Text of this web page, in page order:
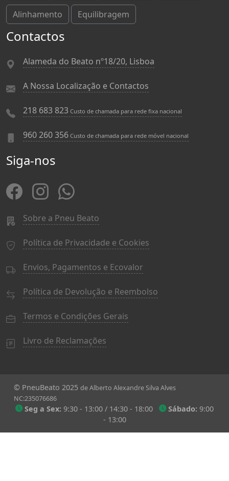
Alinhamento Equilibragem
Contactos
Alameda do Beato nº18/20, Lisboa
A Nossa Localização e Contactos
218 683 823 Custo de chamada para rede fixa nacional
960 260 356 Custo de chamada para rede móvel nacional
Siga-nos
Sobre a Pneu Beato
Política de Privacidade e Cookies
Envios, Pagamentos e Ecovalor
Política de Devolução e Reembolso
Termos e Condições Gerais
Livro de Reclamações
© PneuBeato 2025 de Alberto Alexandre Silva Alves
NC:235076686
Seg a Sex: 9:30 - 13:00 / 14:30 - 18:00 Sábado: 9:00
- 13:00